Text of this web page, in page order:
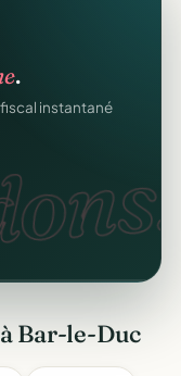
.
instantané
Bar-le-Duc